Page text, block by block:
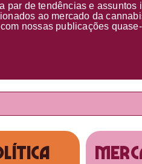
par detendências e assuntos
ao mercado da
com nossas publicações